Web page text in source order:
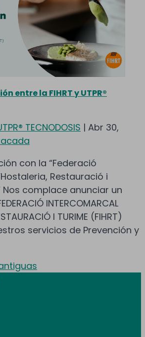
entre la FIHRT y UTPR®
TECNODOSIS | Abr 30,
con la “Federació
Restauració i
Nos complace anunciar un
INTERCOMARCAL
I TURIME (FIHRT)
servicios de Prevención y